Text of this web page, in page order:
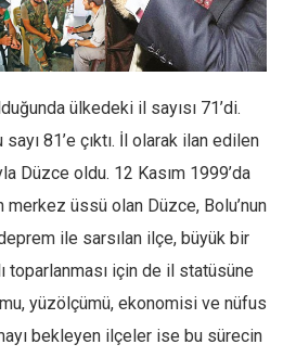
ülkedeki il sayısı 71’di.
81’e çıktı. İl olarak ilan edilen
Düzce oldu. 12 Kasım 1999’da
üssü olan Düzce, Bolu’nun
ile sarsılan ilçe, büyük bir
toparlanması için de il statüsüne
yüzölçümü, ekonomisi ve nüfus
bekleyen ilçeler ise bu sürecin